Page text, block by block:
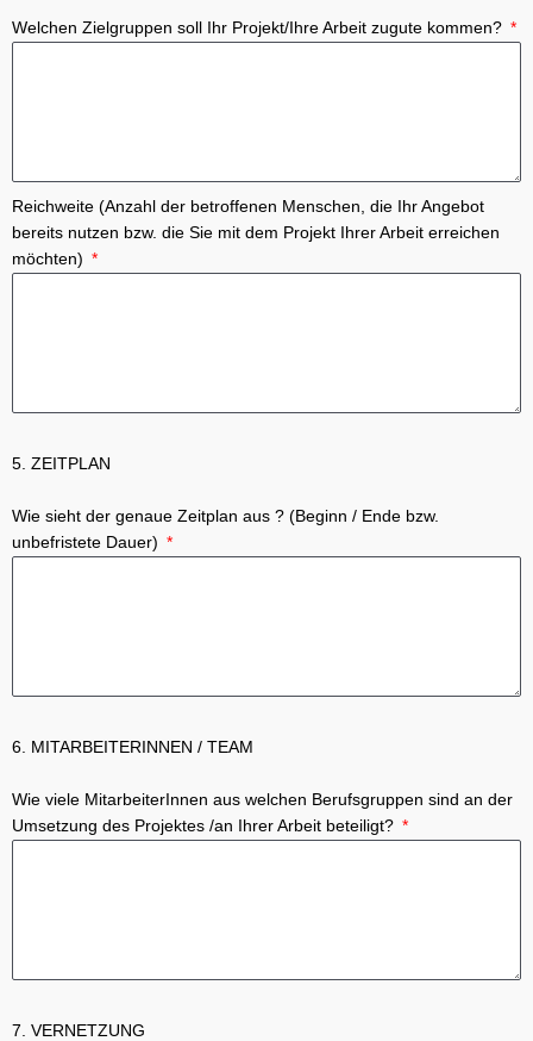
Welchen Zielgruppen soll Ihr Projekt/Ihre Arbeit zugute kommen?
Reichweite (Anzahl der betroffenen Menschen, die Ihr Angebot
bereits nutzen bzw. die Sie mit dem Projekt Ihrer Arbeit erreichen
möchten)
5. ZEITPLAN
Wie sieht der genaue Zeitplan aus ? (Beginn / Ende bzw.
unbefristete Dauer)
6. MITARBEITERINNEN / TEAM
Wie viele MitarbeiterInnen aus welchen Berufsgruppen sind an der
Umsetzung des Projektes /an Ihrer Arbeit beteiligt?
7. VERNETZUNG